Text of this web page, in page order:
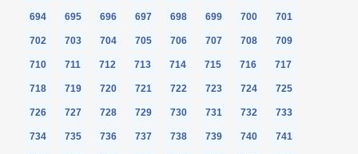
694 695 696 697 698 699 700 701
702 703 704 705 706 707 708 709
710 711 712 713 714 715 716 717
718 719 720 721 722 723 724 725
726 727 728 729 730 731 732 733
734 735 736 737 738 739 740 741